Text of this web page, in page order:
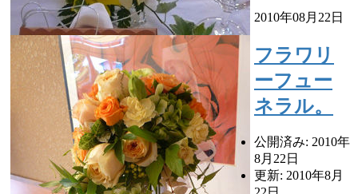
2010年08月22日
フラワリ
ーフュー
ネラル。
公開済み: 2010年
8月22日
更新: 2010年8月